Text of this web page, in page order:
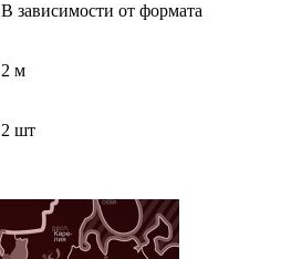
В зависимости от формата
2 м
2 шт